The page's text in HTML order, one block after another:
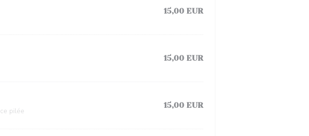
15,00 EUR
15,00 EUR
pilée
15,00 EUR